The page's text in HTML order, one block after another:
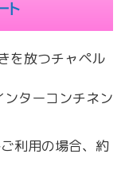
ト
を放つチャペル
ターコンチネン
利用の場合、約